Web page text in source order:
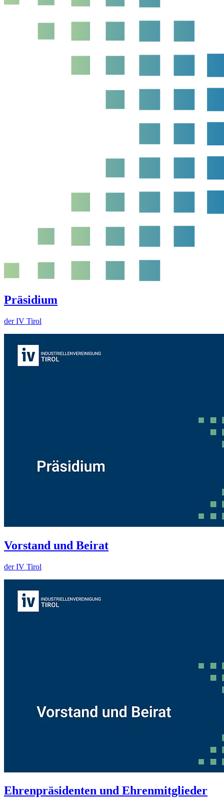
Präsidium
der IV Tirol
Vorstand und Beirat
der IV Tirol
Ehrenpräsidenten und Ehrenmitglieder